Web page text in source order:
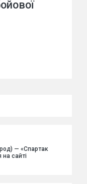
— «Спартак
сайті